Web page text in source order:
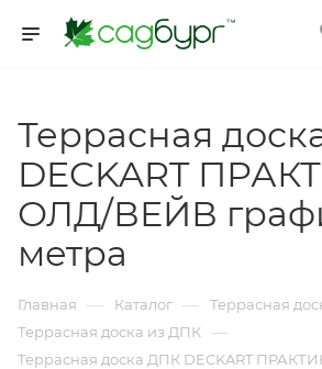
Террасная
DECKART
ОЛД/ВЕЙВ
метра
Главная — Каталог — Террасная
Террасная доска из ДПК —
Террасная доска ДПК DECKART